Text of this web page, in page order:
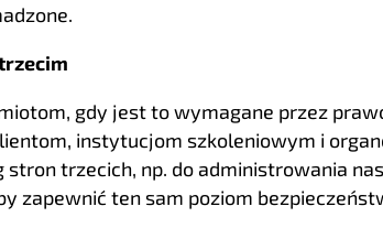
gdy jest to wymagane przez
instytucjom szkoleniowym i
trzecich, np. do administrowania
zapewnić ten sam poziom